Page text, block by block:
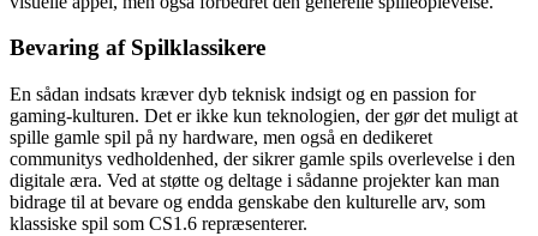
Bevaring af Spilklassikere
En sådan indsats kræver dyb teknisk indsigt og en passion for
gaming-kulturen. Det er ikke kun teknologien, der gør det muligt at
spille gamle spil på ny hardware, men også en dedikeret
communitys vedholdenhed, der sikrer gamle spils overlevelse i den
digitale æra. Ved at støtte og deltage i sådanne projekter kan man
bidrage til at bevare og endda genskabe den kulturelle arv, som
klassiske spil som CS1.6 repræsenterer.